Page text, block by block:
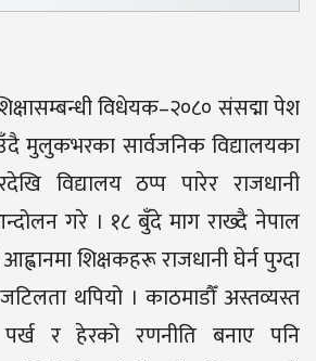
विधेयक–२०८० संसद्मा पेश
मुलुकभरका सार्वजनिक विद्यालयका
विद्यालय ठप्प पारेर राजधानी
गरे । १८ बुँदे माग राख्दै नेपाल
शिक्षकहरू राजधानी घेर्न पुग्दा
थपियो । काठमाडौँ अस्तव्यस्त
र हेरको रणनीति बनाए पनि